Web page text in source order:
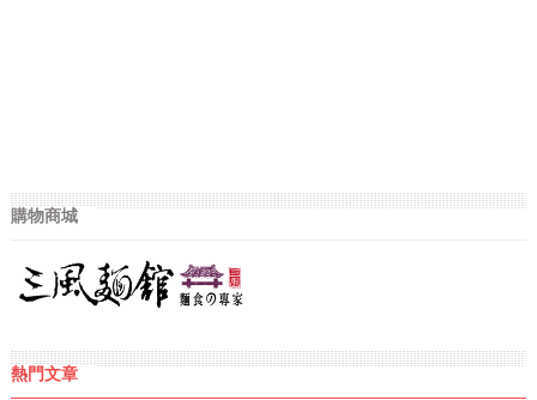
購物商城
熱門文章